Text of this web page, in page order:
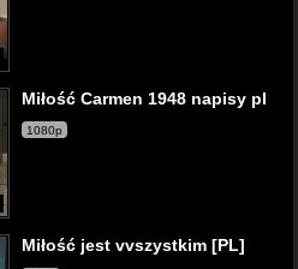
Miłość Carmen 1948 napisy pl
1080p
Miłość jest vvszystkim [PL]